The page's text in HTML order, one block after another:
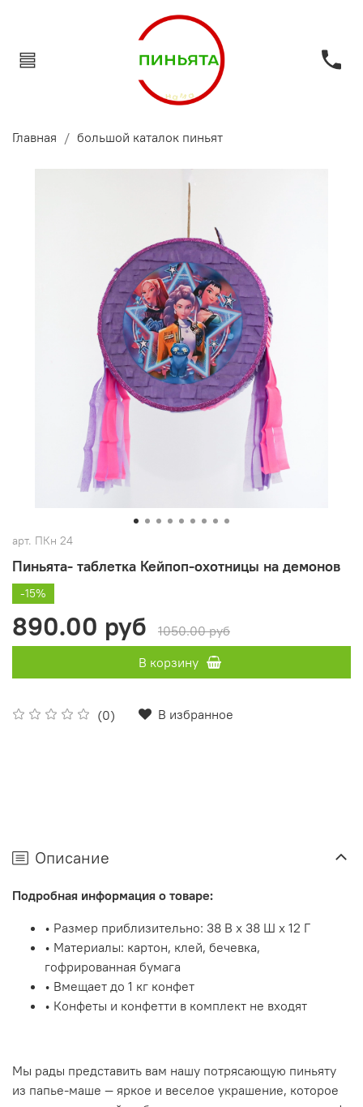
Главная большой каталок пиньят
арт. ПКн 24
Пиньята- таблетка Кейпоп-охотницы на демонов
(0) В избранное
-15%
890.00 руб
1050.00 руб
В корзину
Описание
Подробная информация о товаре:
• Размер приблизительно: 38 В x 38 Ш x 12 Г
• Материалы: картон, клей, бечевка,
гофрированная бумага
• Вмещает до 1 кг конфет
• Конфеты и конфетти в комплект не входят
Мы рады представить вам нашу потрясающую пиньяту
из папье-маше — яркое и веселое украшение, которое